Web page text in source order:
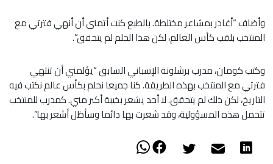
وأضاف “أغادر بمشاعر مختلطة. بالطبع كنت أتمنى أن أنهي فترتي مع
المنتخب بلقب كأس العالم، لكن هذا الحلم لم يتحقق”.
وكتب كومان، مدرب برشلونة الإسباني السابق “يؤلمني أن تنتهي
فترتي مع المنتخب بهذه الطريقة. كنا جميعا نحلم بكأس عالم نكتب فيه
التاريخ، لكن ذلك لم يتحقق. لا أحد يشعر بخيبة أكبر مني. كمدرب للمنتخب
تتحمل هذه المسؤولية، وقد شعرت بها دائما وسأظل أشعر بها”.